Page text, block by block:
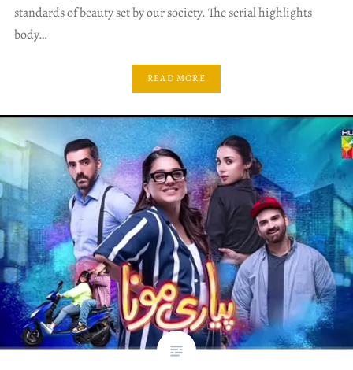
standards of beauty set by our society. The serial highlights
body…
READ MORE